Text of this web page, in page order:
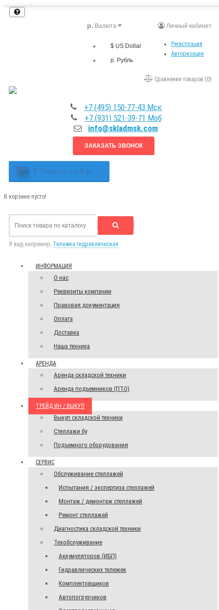
Личный кабинет
Регистрация
Авторизация
р. Валюта
$ US Dollar
р. Рубль
Сравнение товаров (0)
+7 (495) 150-77-43 Мск
+7 (931) 521-39-71 Моб
info@skladmsk.com
ЗАКАЗАТЬ ЗВОНОК
0 Tоваров, на 0 р.
В корзине пусто!
Я ищу, например, Тележка гидравлическая
ИНФОРМАЦИЯ
О нас
Реквизиты компании
Правовая документация
Оплата
Доставка
Наша техника
АРЕНДА
Аренда складской техники
Аренда подъемников (ПТО)
ТРЕЙД ИН / ВЫКУП
Выкуп складской техники
Стеллажи бу
Подъемного оборудования
СЕРВИС
Обслуживание стеллажей
Испытания / экспертиза стеллажей
Монтаж / демонтаж стеллажей
Ремонт стеллажей
Диагностика складской техники
Техобслуживание
Аккумуляторов (ИБП)
Гидравлических тележек
Комплектовщиков
Автопогрузчиков